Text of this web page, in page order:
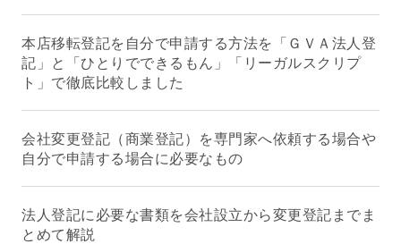
本店移転登記を自分で申請する方法を「ＧＶＡ法人登
記」と「ひとりでできるもん」「リーガルスクリプ
ト」で徹底比較しました
会社変更登記（商業登記）を専門家へ依頼する場合や
自分で申請する場合に必要なもの
法人登記に必要な書類を会社設立から変更登記までま
とめて解説